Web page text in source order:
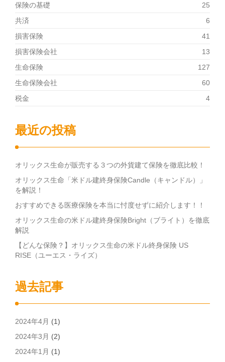
保険の基礎
25
共済
6
損害保険
41
損害保険会社
13
生命保険
127
生命保険会社
60
税金
4
最近の投稿
オリックス生命が販売する３つの外貨建て保険を徹底比較！
オリックス生命「米ドル建終身保険Candle（キャンドル）」
を解説！
おすすめできる医療保険を本当に忖度せずに紹介します！！
オリックス生命の米ドル建終身保険Bright（ブライト）を徹底
解説
【どんな保険？】オリックス生命の米ドル終身保険 US
RISE（ユーエス・ライズ）
過去記事
2024年4月 (1)
2024年3月 (2)
2024年1月 (1)